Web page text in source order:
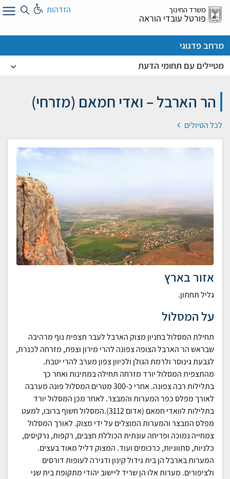
דלג
אל
משרד החינוך
פורטל עובדי הוראה
הזדהות
מרחב פדגוגי
מטיילים עם תחומי הדעת
הר הארבל – ואדי חמאם (מזרחי)
לכל הטיולים
אזור בארץ
גליל תחתון.
על המסלול
תחילת המסלול בחניון מצוק הארבל לעבר תצפית נוף מרהיבה
שבראש הר הארבל הצופה צפונה להרי מירון וצפת, מזרחה לכנרת,
לגבעת גינוסר ולרמת הגולן ולכיוון צפון מערב להרי יטבת.
מהתצפית המסלול יורד מזרחה תחילה במתינות ואחר כך
בתלילות רבה צפונה. אחרי כ-300 מטרים המסלול פונה מערבה
לאורך מפלס כפר המערות והמבצר. לאחר מכן המסלול יורד
בתלילות לוואדי חמאם (אדום 3112).המסלול חשוף ברובו, למעט
מפלס המבצר והמערות המוצלים על ידי מצוק. לאורך המסלול
צמחייה נמוכה ופריחה עונתית הכוללת חצבים, רקפות, נרקיסים,
כלניות, סתווניות, כרכומים ועוד. המצוק דליל מאוד בעצים.
המערות בארבל הן בית גידול קינון ודגירה לעופות דורסים
ולציפורים. מערות אלו הן שריד ליישוב יהודי מתקופת בית שני